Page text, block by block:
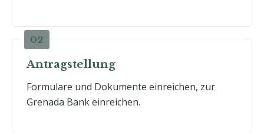
Antragstellung
Formulare und Dokumente einreichen, zur
Grenada Bank einreichen.